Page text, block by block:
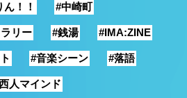
！！ #中崎町
リー #銭湯 #IMA:ZINE
#音楽シーン #落語
人マインド